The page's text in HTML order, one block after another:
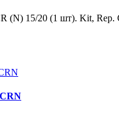
(N) 15/20 (1 шт). Kit, Rep.